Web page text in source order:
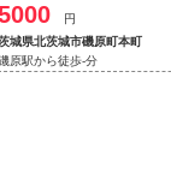
円
城県北茨城市磯原町本町
原駅から徒歩-分